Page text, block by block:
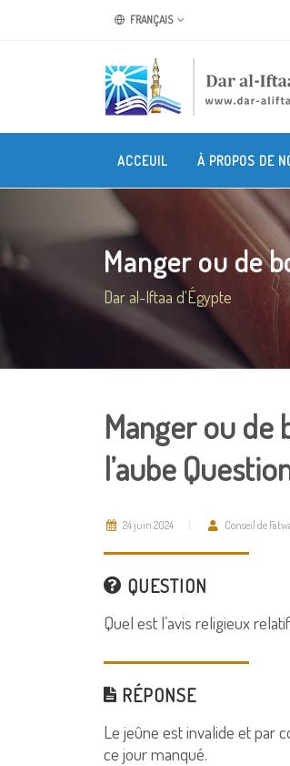
FRANÇAIS
ACCEUIL À PROPOS DE
Manger ou de
Dar al-Iftaa d'Égypte
Manger ou de
l’aube
24 juin 2024 Conseil de
QUESTION
Quel est l’avis religieux
RÉPONSE
Le jeûne est invalide et par
ce jour manqué.